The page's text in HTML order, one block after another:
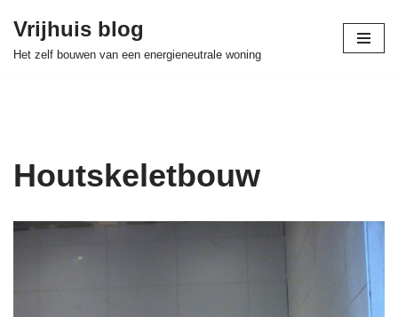
Skip
Vrijhuis blog
Het zelf bouwen van een energieneutrale woning
Houtskeletbouw